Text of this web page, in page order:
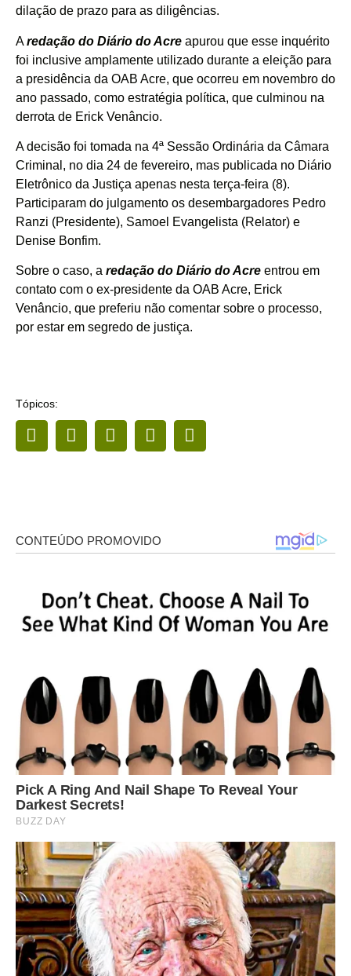
dilação de prazo para as diligências.
Aredação do Diário do Acre apurou que esse inquérito
foi inclusive amplamente utilizado durante a eleição para
a presidência da OAB Acre, que ocorreu em novembro do
ano passado, como estratégia política, que culminou na
derrota de Erick Venâncio.
A decisão foi tomada na 4ª Sessão Ordinária da Câmara
Criminal, no dia 24 de fevereiro, mas publicada no Diário
Eletrônico da Justiça apenas nesta terça-feira (8).
Participaram do julgamento os desembargadores Pedro
Ranzi (Presidente), Samoel Evangelista (Relator) e
Denise Bonfim.
Sobre o caso, a redação do Diário do Acre entrou em
contato com o ex-presidente da OAB Acre, Erick
Venâncio, que preferiu não comentar sobre o processo,
por estar em segredo de justiça.
Tópicos: